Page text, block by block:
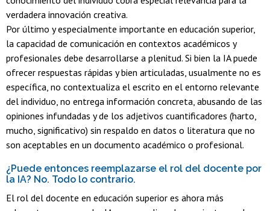
verdadera innovación creativa.
Por último y especialmente importante en educación superior,
la capacidad de comunicación en contextos académicos y
profesionales debe desarrollarse a plenitud. Si bien la IA puede
ofrecer respuestas rápidas y bien articuladas, usualmente no es
específica, no contextualiza el escrito en el entorno relevante
del individuo, no entrega información concreta, abusando de las
opiniones infundadas y de los adjetivos cuantificadores (harto,
mucho, significativo) sin respaldo en datos o literatura que no
son aceptables en un documento académico o profesional.
¿Puede entonces reemplazarse el rol del docente por
la IA? No. Todo lo contrario.
El rol del docente en educación superior es ahora más